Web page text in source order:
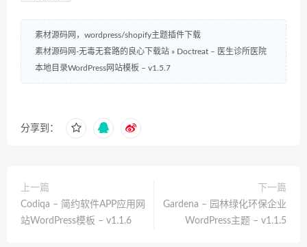
素材源码网，wordpress/shopify主题插件下载
素材源码网-无毒无套路的良心下载站 » Doctreat – 医生诊所医院
本地目录WordPress网站模板 – v1.5.7
分享到：
上一篇
Codiqa – 简约软件APP应用网
站WordPress模板 – v1.1.6
下一篇
Gardena – 园林绿化环保企业
WordPress主题 – v1.1.5